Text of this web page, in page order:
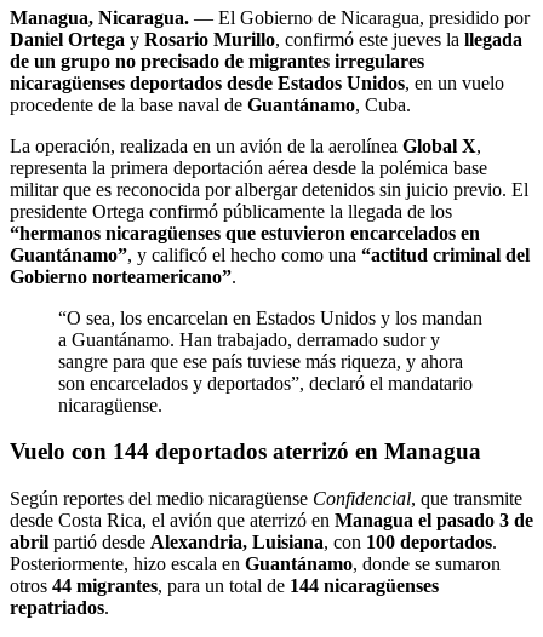
Managua, Nicaragua. — El Gobierno de Nicaragua, presidido por
Daniel Ortega y Rosario Murillo, confirmó este jueves la llegada
de un grupo no precisado de migrantes irregulares
nicaragüenses deportados desde Estados Unidos, en un vuelo
procedente de la base naval de Guantánamo, Cuba.
La operación, realizada en un avión de la aerolínea Global X,
representa la primera deportación aérea desde la polémica base
militar que es reconocida por albergar detenidos sin juicio previo. El
presidente Ortega confirmó públicamente la llegada de los
“hermanos nicaragüenses que estuvieron encarcelados en
Guantánamo”, y calificó el hecho como una “actitud criminal del
Gobierno norteamericano”.
“O sea, los encarcelan en Estados Unidos y los mandan
a Guantánamo. Han trabajado, derramado sudor y
sangre para que ese país tuviese más riqueza, y ahora
son encarcelados y deportados”, declaró el mandatario
nicaragüense.
Vuelo con 144 deportados aterrizó en Managua
Según reportes del medio nicaragüense Confidencial, que transmite
desde Costa Rica, el avión que aterrizó en Managua el pasado 3 de
abril partió desde Alexandria, Luisiana, con 100 deportados.
Posteriormente, hizo escala en Guantánamo, donde se sumaron
otros 44 migrantes, para un total de 144 nicaragüenses
repatriados.